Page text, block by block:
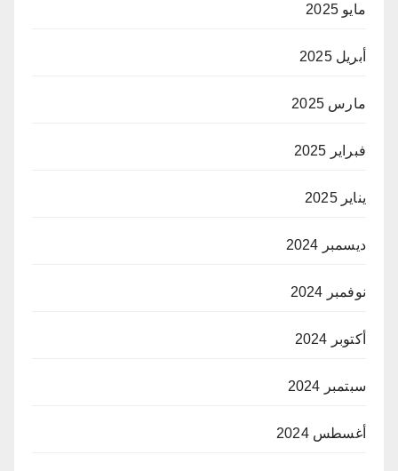
مايو 2025
أبريل 2025
مارس 2025
فبراير 2025
يناير 2025
ديسمبر 2024
نوفمبر 2024
أكتوبر 2024
سبتمبر 2024
أغسطس 2024